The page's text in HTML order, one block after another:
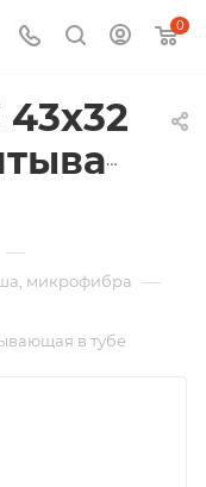
0
—
микрофибра —
в тубе